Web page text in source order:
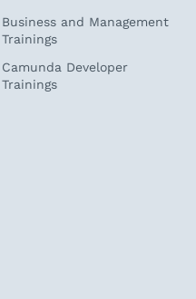
Business and Management
Trainings
Camunda Developer
Trainings